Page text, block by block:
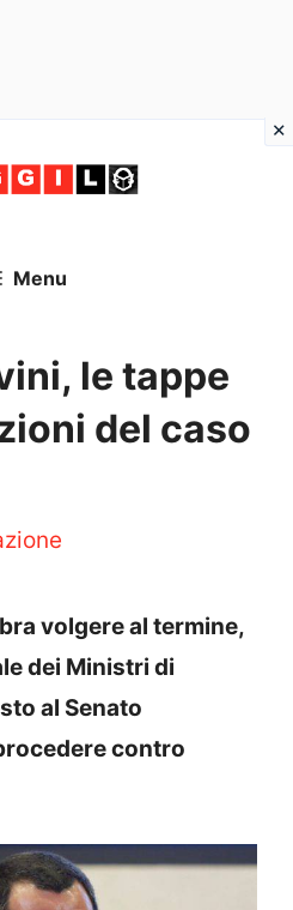
Menu
le tappe
del caso
volgere al termine,
dei Ministri di
al Senato
contro